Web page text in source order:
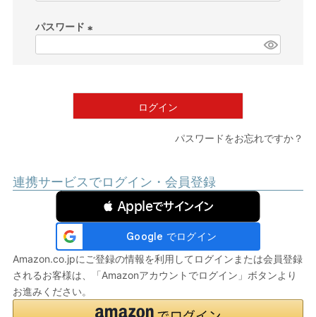
パスワード
)
ログイン
パスワードをお忘れですか？
連携サービスでログイン・会員登録
 Appleでサインイン
Amazon.co.jpにご登録の情報を利用してログインまたは会員登録
されるお客様は、「Amazonアカウントでログイン」ボタンより
お進みください。